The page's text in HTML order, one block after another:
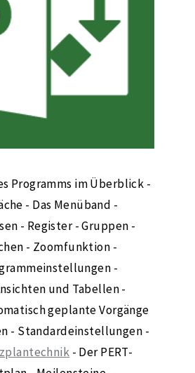
Programms im Überblick -
- Das Menüband -
- Register - Gruppen -
- Zoomfunktion -
-
und Tabellen -
geplante Vorgänge
- Standardeinstellungen -
- Der PERT-